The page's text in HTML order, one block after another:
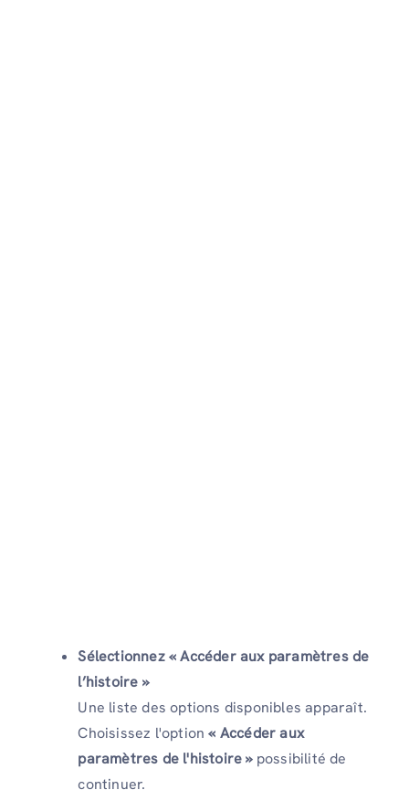
Sélectionnez « Accéder aux paramètres de
l’histoire »
Une liste des options disponibles apparaît.
Choisissez l'option« Accéder aux
paramètres de l'histoire »possibilité de
continuer.